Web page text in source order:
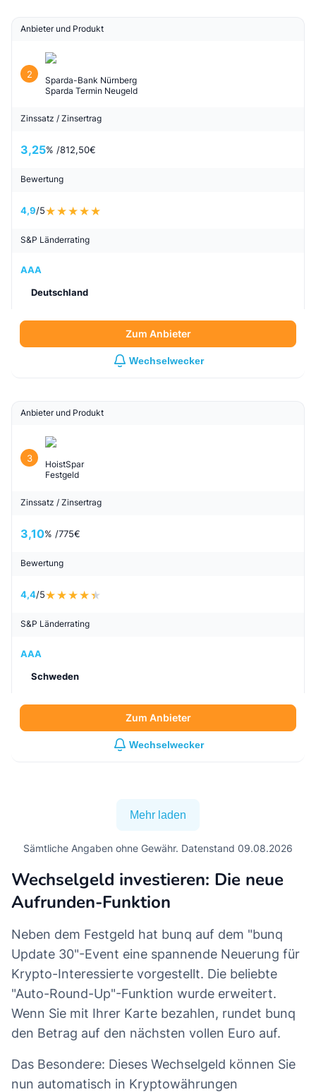
Anbieter und Produkt
2
Sparda-Bank Nürnberg
Sparda Termin Neugeld
Zinssatz / Zinsertrag
3,25% /812,50€
Bewertung
4,9/5
S&P Länderrating
AAA
Deutschland
Zum Anbieter
Wechselwecker
Anbieter und Produkt
3
HoistSpar
Festgeld
Zinssatz / Zinsertrag
3,10% /775€
Bewertung
4,4/5
S&P Länderrating
AAA
Schweden
Zum Anbieter
Wechselwecker
Mehr laden
Sämtliche Angaben ohne Gewähr. Datenstand 09.08.2026
Wechselgeld investieren: Die neue
Aufrunden-Funktion
Neben dem Festgeld hat bunq auf dem "bunq
Update 30"-Event eine spannende Neuerung für
Krypto-Interessierte vorgestellt. Die beliebte
"Auto-Round-Up"-Funktion wurde erweitert.
Wenn Sie mit Ihrer Karte bezahlen, rundet bunq
den Betrag auf den nächsten vollen Euro auf.
Das Besondere: Dieses Wechselgeld können Sie
nun automatisch in Kryptowährungen